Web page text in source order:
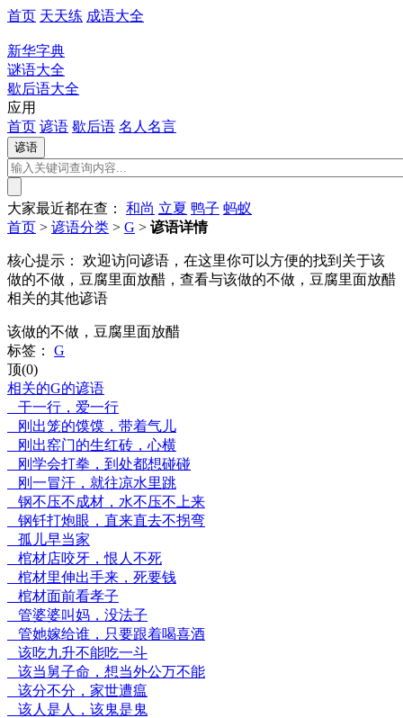
首页 天天练 成语大全
新华字典
谜语大全
歇后语大全
应用
首页 谚语 歇后语 名人名言
大家最近都在查： 和尚 立夏 鸭子 蚂蚁
首页 > 谚语分类 > G > 谚语详情
核心提示：
欢迎访问谚语，在这里你可以方便的找到关于该
做的不做，豆腐里面放醋，查看与该做的不做，豆腐里面放醋
相关的其他谚语
该做的不做，豆腐里面放醋
标签：
G
顶(0)
相关的G的谚语
干一行，爱一行
刚出笼的馍馍，带着气儿
刚出窑门的生红砖，心横
刚学会打拳，到处都想碰碰
刚一冒汗，就往凉水里跳
钢不压不成材，水不压不上来
钢钎打炮眼，直来直去不拐弯
孤儿早当家
棺材店咬牙，恨人不死
棺材里伸出手来，死要钱
棺材面前看孝子
管婆婆叫妈，没法子
管她嫁给谁，只要跟着喝喜酒
该吃九升不能吃一斗
该当舅子命，想当外公万不能
该分不分，家世遭瘟
该人是人，该鬼是鬼